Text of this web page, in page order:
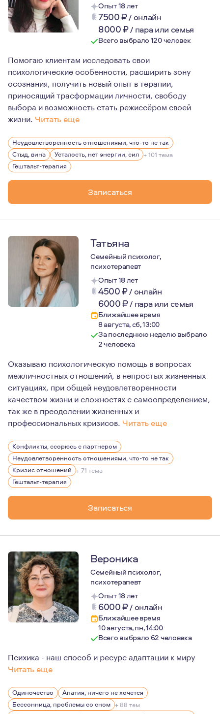
Опыт 18 лет
7500₽/ онлайн
8000₽/ пара или семья
Всего выбрало 120 человек
Помогаю клиентам исследовать свои
психологические особенности, расширить зону
осознания, получить новый опыт в терапии,
приносящий трасформации личности, свободу
выбора и возможность стать режиссёром своей
жизни. Читать еще
Для меня психотерапия уже давно стала частью
Про себя могу сказать, что как терапевт я
Неудовлетворенность отношениями, что-то не так
Стыд, вина
Усталость, нет энергии, сил + 101 тема
Гештальт-терапия
Записаться
Татьяна
Семейный психолог,
психотерапевт
Опыт 18 лет
4500₽/ онлайн
6000₽/ пара или семья
Ближайшее время
8 августа, сб, 13:00
За последнюю неделю выбрало
2 человека
Оказываю психологическую помощь в вопросах
межличностных отношений, в непростых жизненных
ситуациях, при общей неудовлетворенности
качеством жизни и сложностях с самоопределением,
так же в преодолении жизненных и
профессиональных кризисов. Читать еще
Я являюсь опытным гештальттерапевтом с 14 -
Проф. ценностями для меня является - аккуратное
Конфликты, ссорюсь с партнером
Неудовлетворенность отношениями, что-то не так
Кризис отношений + 71 тема
Гештальт-терапия
Записаться
Вероника
Семейный психолог,
психотерапевт
Опыт 18 лет
6000₽/ онлайн
Ближайшее время
10 августа, пн, 14:00
Всего выбрало 62 человека
Психика - наш способ и ресурс адаптации к миру
Читать еще
Буду бережной в помощи Вам. Ответственна,
Опыт работы сформировал мои профессиональные
Одиночество
Апатия, ничего не хочется
Бессонница, проблемы со сном + 88 тем